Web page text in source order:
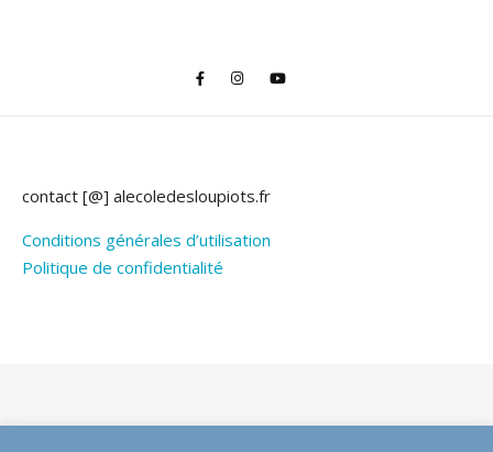
contact [@] alecoledesloupiots.fr
Conditions générales d’utilisation
Politique de confidentialité